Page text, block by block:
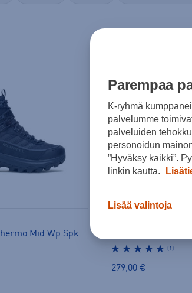
Moab Speed 2 Thermo Mid Wp Spk - nastakengät
(1)
279,00 €
Parempaa
K-ryhmä
palvelumme
palveluiden
personoidun
”Hyväksy kaikki”.
linkin kautta.
Lisää valintoja